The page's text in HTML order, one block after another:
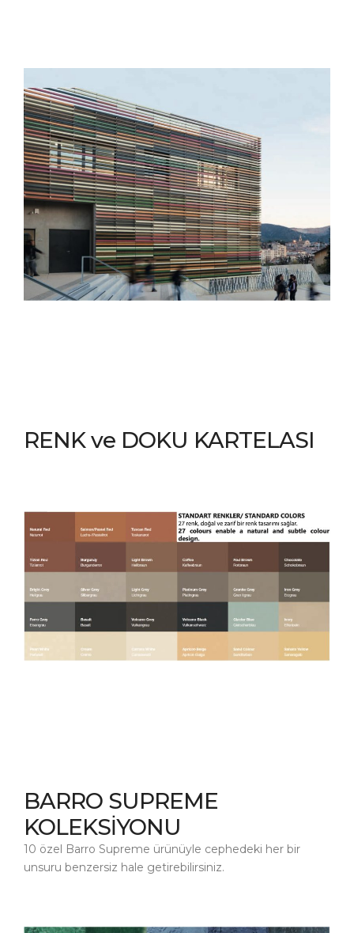
RENK ve DOKU KARTELASI
BARRO SUPREME
KOLEKSİYONU
10 özel Barro Supreme ürünüyle cephedeki her bir
unsuru benzersiz hale getirebilirsiniz.